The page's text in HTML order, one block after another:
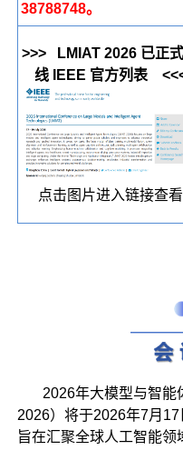
38788748。
>>> LMIAT 2026 已正
线 IEEE 官方列表
点击图片进入链接查看
2026年大模型与智能
2026）将于2026年7月
旨在汇聚全球人工智能领